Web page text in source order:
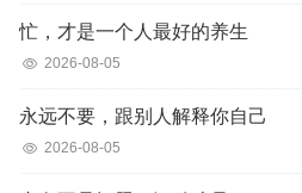
忙，才是一个人最好的养生
2026-08-05
永远不要，跟别人解释你自己
2026-08-05